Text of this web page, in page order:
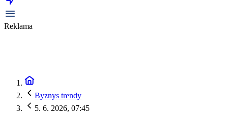
Reklama
Byznys trendy
5. 6. 2026, 07:45